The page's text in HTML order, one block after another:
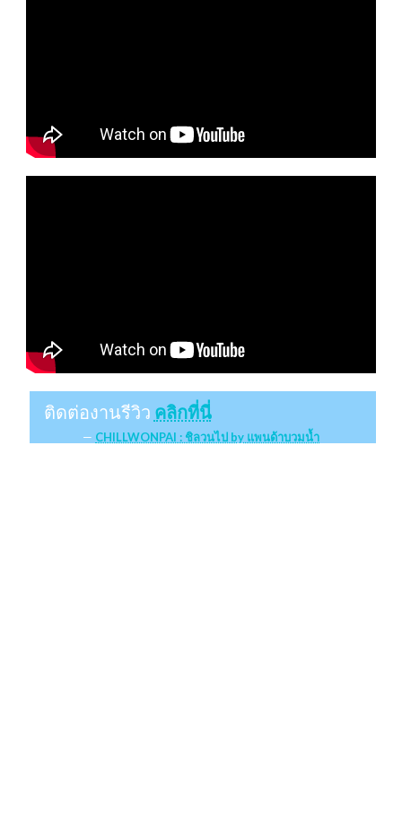
ติดต่องานรีวิว คลิกที่นี่
CHILLWONPAI : ชิลวนไป by แพนด้าบวมน้ำ